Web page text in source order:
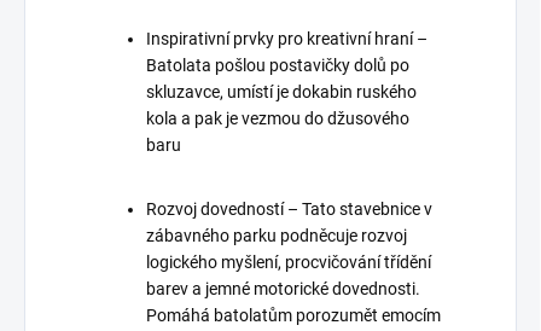
Inspirativní prvky pro kreativní hraní –
Batolata pošlou postavičky dolů po
skluzavce, umístí je dokabin ruského
kola a pak je vezmou do džusového
baru
Rozvoj dovedností – Tato stavebnice v
zábavného parku podněcuje rozvoj
logického myšlení, procvičování třídění
barev a jemné motorické dovednosti.
Pomáhá batolatům porozumět emocím